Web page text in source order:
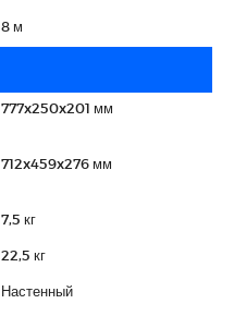
8 м
777x250x201 мм
712x459x276 мм
7,5 кг
22,5 кг
Настенный